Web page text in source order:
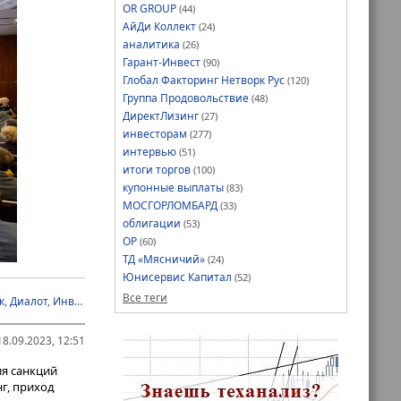
—
как
лицу.
в Москве,
со
что-то
в ФПК
,Диалот, Инвестиционного банка «Синара»
12:51
санкций
приход
OR GROUP (44)
АйДи Коллект (24)
аналитика (26)
Гарант-Инвест (90)
Глобал Факторинг Нетворк Рус (120)
Группа Продовольствие (48)
ДиректЛизинг (27)
инвесторам (277)
интервью (51)
итоги торгов (100)
купонные выплаты (83)
МОСГОРЛОМБАРД (33)
облигации (53)
ОР (60)
ТД «Мясничий» (24)
Юнисервис Капитал (52)
Все теги